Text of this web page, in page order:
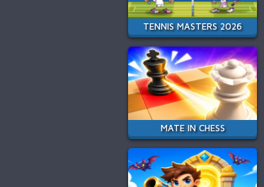
TENNIS MASTERS 2026
MATE IN CHESS